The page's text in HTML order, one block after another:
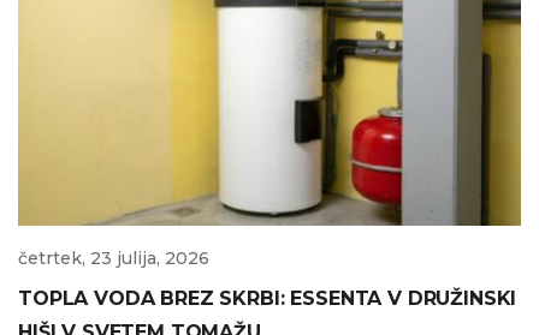
četrtek, 23 julija, 2026
TOPLA VODA BREZ SKRBI: ESSENTA V DRUŽINSKI